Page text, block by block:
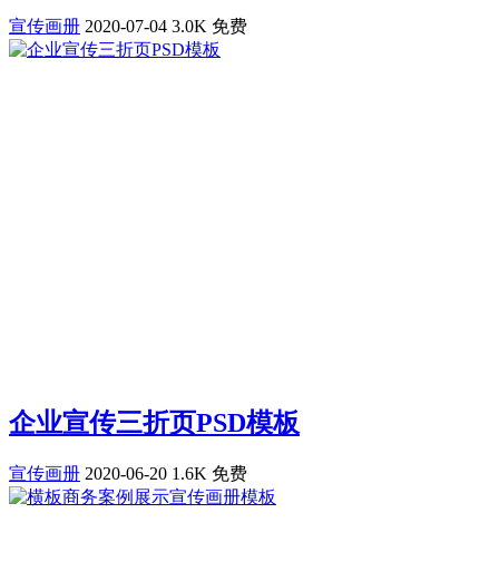
宣传画册 2020-07-04 3.0K 免费
企业宣传三折页PSD模板
宣传画册 2020-06-20 1.6K 免费